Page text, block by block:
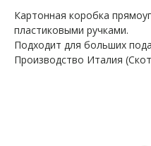
Картонная коробка
пластиковыми ручками.
Подходит для больших
Производство Италия